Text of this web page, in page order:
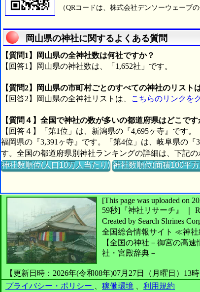
（QRコードは、株式会社デンソーウェーブ
岡山県の神社に関するよくある質問
【質問1】岡山県の全神社数は何社ですか？
【回答1】岡山県の神社数は、「1,652社」です。
【質問2】岡山県の市町村ごとのすべての神社のリスト
【回答2】岡山県の全神社リストは、
こちらのリンクを
【質問４】全国で神社の数が多いの都道府県はどこです
【回答４】「第1位」は、新潟県の『4,695ヶ寺』です
福岡県の『3,391ヶ寺』です。「第4位」は、岐阜県の
す。全国の都道府県別神社ランキングの詳細は、下記
神社数順位(人口10万人当たり) 神社数順位(面積100平
[This page was uploaded on
59秒] 『神社リサーチ』 ｜
Created by Search Shrines
全国総合情報サイト ≪神社
【全国の神社－御宮の高速
社・宮殿辞典－
【更新日時：2026年(令和08年)07月27日（月曜日）13時
プライバシー・ポリシー
稼働環境 利用規約